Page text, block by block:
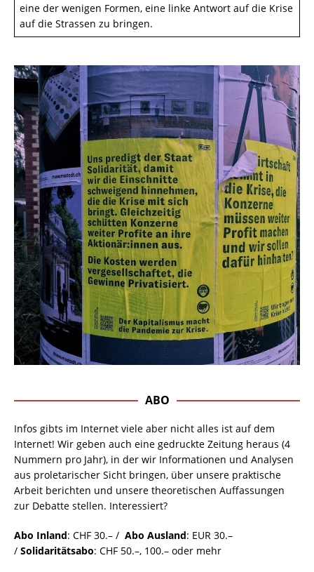
eine der wenigen Formen, eine linke Antwort auf die Krise
auf die Strassen zu bringen.
ABO
Infos gibts im Internet viele aber nicht alles ist auf dem
Internet! Wir geben auch eine gedruckte Zeitung heraus (4
Nummern pro Jahr), in der wir Informationen und Analysen
aus proletarischer Sicht bringen, über unsere praktische
Arbeit berichten und unsere theoretischen Auffassungen
zur Debatte stellen. Interessiert?
Abo Inland: CHF 30.– / Abo Ausland: EUR 30.–
/ Solidaritätsabo: CHF 50.–, 100.– oder mehr